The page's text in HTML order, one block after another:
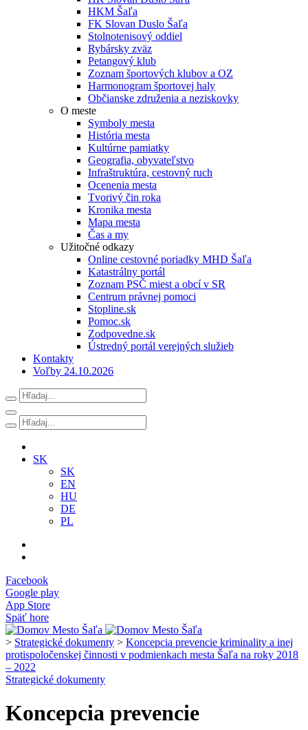
HKM Šaľa
FK Slovan Duslo Šaľa
Stolnotenisový oddiel
Rybársky zväz
Petangový klub
Zoznam športových klubov a OZ
Harmonogram športovej haly
Občianske združenia a neziskovky
O meste
Symboly mesta
História mesta
Kultúrne pamiatky
Geografia, obyvateľstvo
Infraštruktúra, cestovný ruch
Ocenenia mesta
Tvorivý čin roka
Kronika mesta
Mapa mesta
Čas a my
Užitočné odkazy
Online cestovné poriadky MHD Šaľa
Katastrálny portál
Zoznam PSČ miest a obcí v SR
Centrum právnej pomoci
Stopline.sk
Pomoc.sk
Zodpovedne.sk
Ústredný portál verejných služieb
Kontakty
Voľby 24.10.2026
SK
SK
EN
HU
DE
PL
Facebook
Google play
App Store
Späť hore
> Strategické dokumenty > Koncepcia prevencie kriminality a inej
protispoločenskej činnosti v podmienkach mesta Šaľa na roky 2018
– 2022
Strategické dokumenty
Koncepcia prevencie